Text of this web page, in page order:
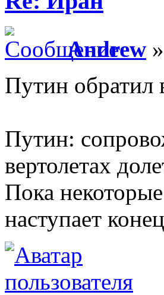
Andrew
Путин обратил
Путин:
вертолетах
Пока
наступает